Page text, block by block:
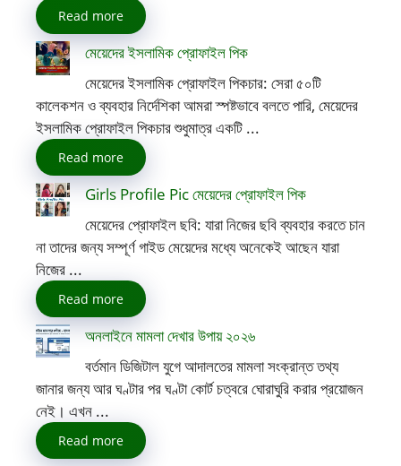
Read more
মেয়েদের ইসলামিক প্রোফাইল পিক
মেয়েদের ইসলামিক প্রোফাইল পিকচার: সেরা ৫০টি
কালেকশন ও ব্যবহার নির্দেশিকা আমরা স্পষ্টভাবে বলতে পারি, মেয়েদের
ইসলামিক প্রোফাইল পিকচার শুধুমাত্র একটি ...
Read more
Girls Profile Pic মেয়েদের প্রোফাইল পিক
মেয়েদের প্রোফাইল ছবি: যারা নিজের ছবি ব্যবহার করতে চান
না তাদের জন্য সম্পূর্ণ গাইড মেয়েদের মধ্যে অনেকেই আছেন যারা
নিজের ...
Read more
অনলাইনে মামলা দেখার উপায় ২০২৬
বর্তমান ডিজিটাল যুগে আদালতের মামলা সংক্রান্ত তথ্য
জানার জন্য আর ঘণ্টার পর ঘণ্টা কোর্ট চত্বরে ঘোরাঘুরি করার প্রয়োজন
নেই। এখন ...
Read more